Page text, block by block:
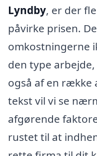
Lyndby, er der
påvirke prisen.
omkostningerne
den type
også af en række
tekst vil vi se
afgørende
rustet til at